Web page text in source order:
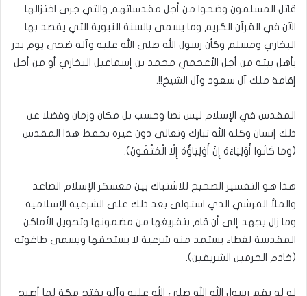
قاتل المسلمون وضحوا من أجل مقدساتهم والتي جرى اختزالها
الآن في القرآن الكريم وما يسمى بالسنة النبوية التي يقصد بها
البخاري ومسلم وكأن رسول الله صلى الله عليه وآله ضحى يوم بدر
بأهل بيته من أجل الأعجمي محمد بن إسماعيل البخاري أو من أجل
إقامة ملك آل سعود وآل الشيخ!!.
المقدس في الإسلام ليس نصا وحسب بل مكان وزمان وفضلا عن
ذلك إنسان وكله الله تبارك وتعالى دون غيره بحفظ هذا المقدس
(وَمَا كَانُوا أَوْلِيَاءَهُ إِنْ أَوْلِيَاؤُهُ إِلَّا الْمُتَّقُونَ).
هذا هو التفسير الصحيح للاشتباك بين معسكر الإسلام الصاعد
والملأ القرشي الذي استولى بعد ذلك على الشرعية الإسلامية
وما زال يجهد إلى أن قام بتفريغها من مضمونها وتحويل الأماكن
المقدسة لغطاء يستمد منه شرعية لا يستحقها ويسمى طاغوته
(خادم الحرمين الشريفين).
لو لو يقم رسول الله الله صلى الله عليه وآله بفتح مكة لما أصبح